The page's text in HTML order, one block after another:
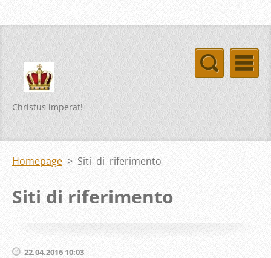
Christus imperat!
Homepage > Siti di riferimento
Siti di riferimento
22.04.2016 10:03